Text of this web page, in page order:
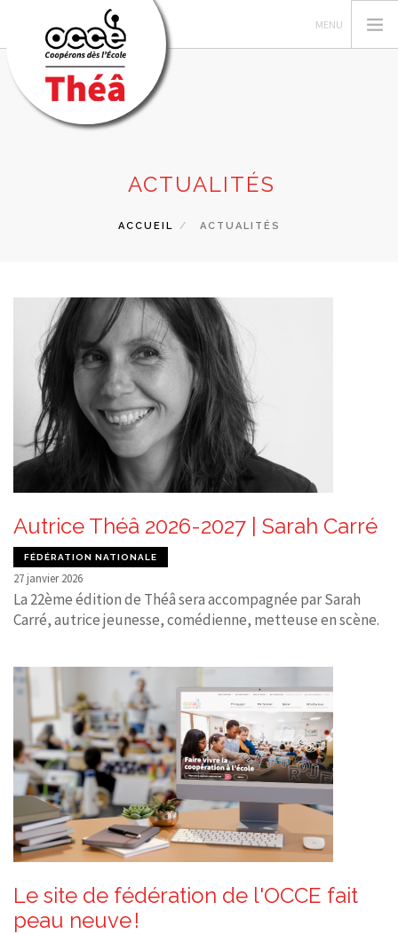
ACTUALITÉS
ACCUEIL ACTUALITÉS
Autrice Théâ 2026-2027 | Sarah Carré
FÉDÉRATION NATIONALE
27 janvier 2026
La 22ème édition de Théâ sera accompagnée par Sarah
Carré, autrice jeunesse, comédienne, metteuse en scène.
Le site de fédération de l'OCCE fait
peau neuve !